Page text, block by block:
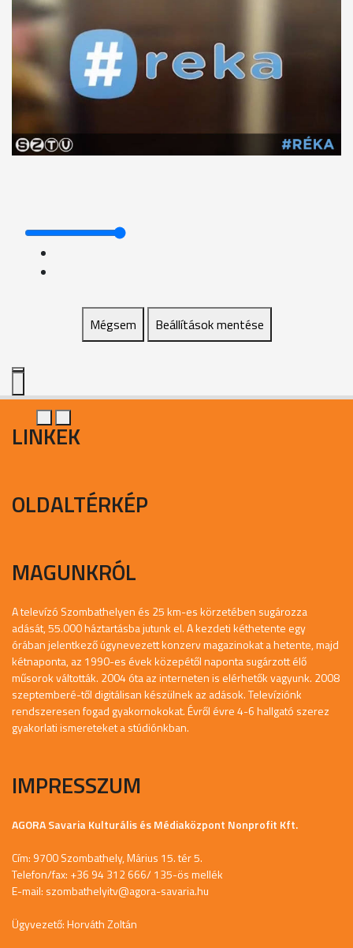
Mégsem Beállítások mentése
LINKEK
OLDALTÉRKÉP
MAGUNKRÓL
A televízó Szombathelyen és 25 km-es körzetében sugározza
adását, 55.000 háztartásba jutunk el. A kezdeti kéthetente egy
órában jelentkező úgynevezett konzerv magazinokat a hetente, majd
kétnaponta, az 1990-es évek közepétől naponta sugárzott élő
műsorok váltották. 2004 óta az interneten is elérhetők vagyunk. 2008
szeptemberé-től digitálisan készülnek az adások. Televíziónk
rendszeresen fogad gyakornokokat. Évről évre 4-6 hallgató szerez
gyakorlati ismereteket a stúdiónkban.
IMPRESSZUM
AGORA Savaria Kulturális és Médiaközpont Nonprofit Kft.
Cím: 9700 Szombathely, Márius 15. tér 5.
Telefon/fax: +36 94 312 666/ 135-ös mellék
E-mail: szombathelyitv@agora-savaria.hu
Ügyvezető: Horváth Zoltán